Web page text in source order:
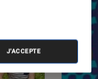
J'ACCEPTE